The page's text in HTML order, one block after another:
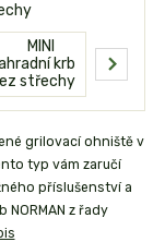
grilovací ohniště v
typ vám zaručí
příslušenství a
z řady